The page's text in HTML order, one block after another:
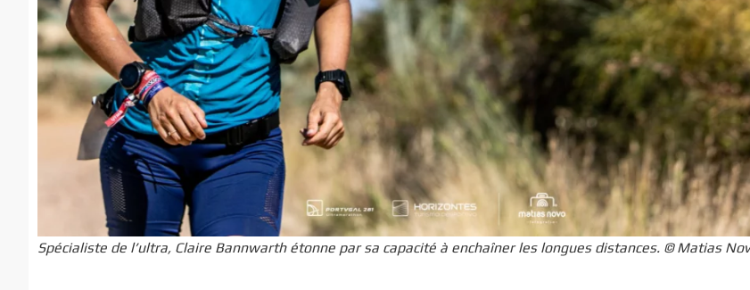
Spécialiste de l’ultra, Claire Bannwarth étonne par sa capacité à enchaîner les longues distances. © Matias